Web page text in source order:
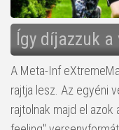
Így díjazzuk
A Meta-Inf
rajtja lesz. Az egyéni
rajtolnak majd el azok